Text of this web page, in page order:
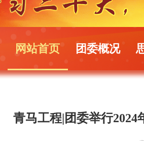
网站首页 团委概况
青马工程|团委举行